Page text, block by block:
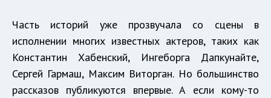
Часть историй уже прозвучала со сцены в
исполнении многих известных актеров, таких как
Константин Хабенский, Ингеборга Дапкунайте,
Сергей Гармаш, Максим Виторган. Но большинство
рассказов публикуются впервые. А если кому-то